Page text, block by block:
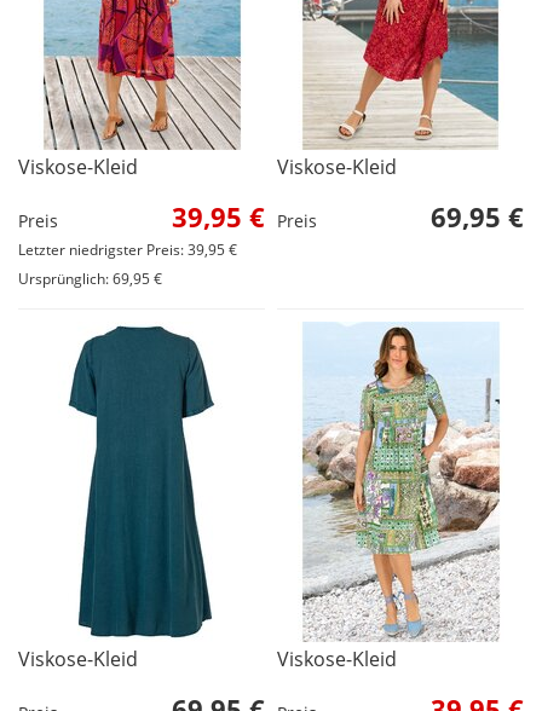
Viskose-Kleid
Preis 39,95 €
Letzter niedrigster Preis: 39,95 €
Ursprünglich: 69,95 €
Viskose-Kleid
Preis 69,95 €
Viskose-Kleid Viskose-Kleid